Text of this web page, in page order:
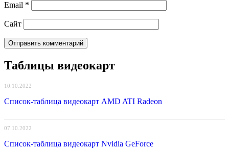
Email *
Сайт
Таблицы видеокарт
10.10.2022
Список-таблица видеокарт AMD ATI Radeon
07.10.2022
Список-таблица видеокарт Nvidia GeForce